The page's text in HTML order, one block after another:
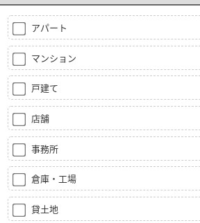
アパート
マンション
戸建て
店舗
事務所
倉庫・工場
貸土地